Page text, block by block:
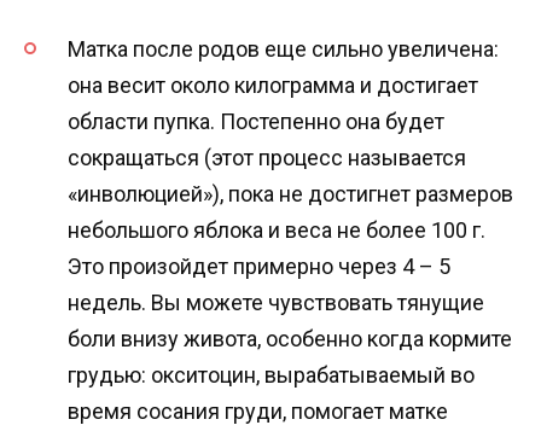
Матка после родов еще сильно увеличена:
она весит около килограмма и достигает
области пупка. Постепенно она будет
сокращаться (этот процесс называется
«инволюцией»), пока не достигнет размеров
небольшого яблока и веса не более 100 г.
Это произойдет примерно через 4 – 5
недель. Вы можете чувствовать тянущие
боли внизу живота, особенно когда кормите
грудью: окситоцин, вырабатываемый во
время сосания груди, помогает матке